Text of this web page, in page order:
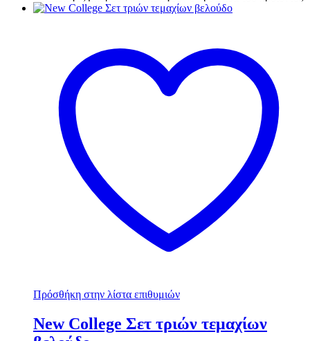
Πρόσθήκη στην λίστα επιθυμιών
New College Σετ τριών τεμαχίων